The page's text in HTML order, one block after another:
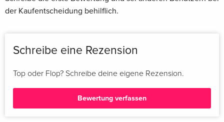
der Kaufentscheidung behilflich.
Schreibe eine Rezension
Top oder Flop? Schreibe deine eigene Rezension.
Bewertung verfassen